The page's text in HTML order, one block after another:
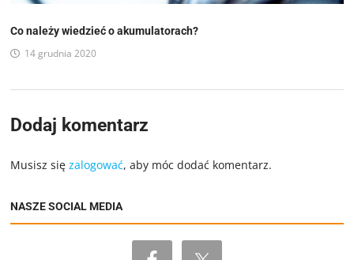
Co należy wiedzieć o akumulatorach?
14 grudnia 2020
Dodaj komentarz
Musisz sięzalogować, aby móc dodać komentarz.
NASZE SOCIAL MEDIA